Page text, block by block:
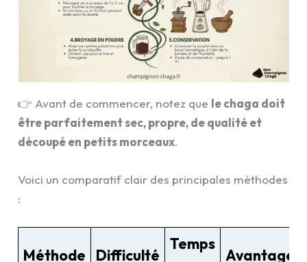
👉 Avant de commencer, notez que le chaga doit
être parfaitement sec, propre, de qualité et
découpé en petits morceaux.
Voici un comparatif clair des principales méthodes
:
Méthode Difficulté
Temps
Avantages